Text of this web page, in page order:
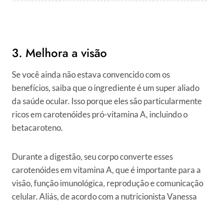
3. Melhora a visão
Se você ainda não estava convencido com os
benefícios, saiba que o ingrediente é um super aliado
da saúde ocular. Isso porque eles são particularmente
ricos em carotenóides pró-vitamina A, incluindo o
betacaroteno.
Durante a digestão, seu corpo converte esses
carotenóides em vitamina A, que é importante para a
visão, função imunológica, reprodução e comunicação
celular. Aliás, de acordo com a nutricionista Vanessa